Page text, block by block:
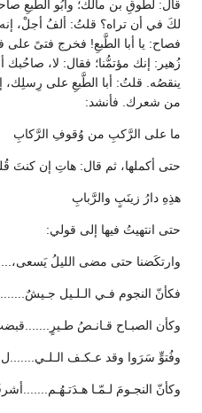
قال: لطوقِ بن مالك؛ وأبُو الطَّبعِ
لكَ في أن تراه؟ قلتُ: ألفُ أجلْ، إنه
فصاح: يا أبا الطَّبعِ! فخرج فتىً على
زُهير: إنك مؤتمُّنا؛ فقال: لا، صاحُبك
ينقصُه. قلتُ: أبا الطَّبعِ على رِسلِك،
من شعرك. فأنشد:
ما على الرَّكبِ من وُقوفِ الرَّكابِ
حتى أكملها، ثم قال: هاتِ إن كنتَ
هذِهِ دارُ زينَبٍ والرَّبابِ
حتى انتهيتُ فيها إلى قولي:
وارتكَضنا حتى مضى الليلُ
فكأنّ النجوم فـي الـلـيل
وكأن الصبـاح قـانـصُ
وفُتوٍّ سَرَوا وقد عـكـف
وكأنّ النجـومَ لـمّـا